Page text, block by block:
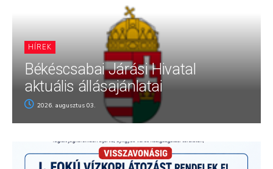
HÍREK
Békéscsabai Járási Hivatal
aktuális állásajánlatai
2026. augusztus 03.